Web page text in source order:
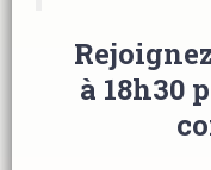
à 18h30